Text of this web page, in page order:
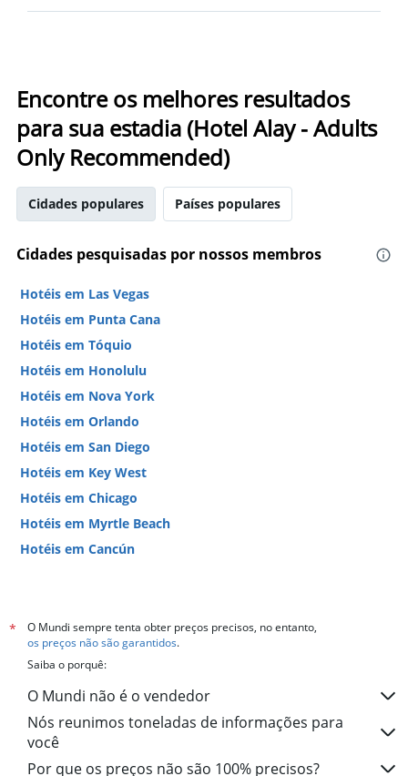
Encontre os melhores resultados
para sua estadia (Hotel Alay - Adults
Only Recommended)
Cidades populares Países populares
Cidades pesquisadas por nossos membros
Hotéis em Las Vegas
Hotéis em Punta Cana
Hotéis em Tóquio
Hotéis em Honolulu
Hotéis em Nova York
Hotéis em Orlando
Hotéis em San Diego
Hotéis em Key West
Hotéis em Chicago
Hotéis em Myrtle Beach
Hotéis em Cancún
*
O Mundi sempre tenta obter preços precisos, no entanto,
os preços não são garantidos.
Saiba o porquê:
O Mundi não é o vendedor
Nós reunimos toneladas de informações para
você
Por que os preços não são 100% precisos?